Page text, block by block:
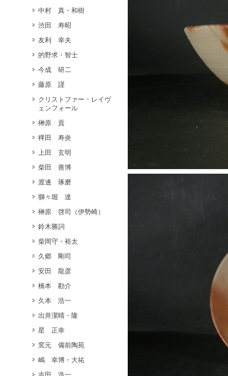
中村 真・和樹
渋田 寿昭
友利 幸夫
的野求・智士
今成 研二
藤原 謹
クリストファー・レイヴ
ェンフォール
榊原 貢
稗田 寿炎
上田 玄明
柴田 善博
渡邊 琢磨
獅々堀 達
榊原 啓司（伊勢崎）
鈴木勝詞
柴岡守・裕太
久郷 剛司
安田 龍彦
橋本 勘介
久本 浩一
出井潔晴・隆
星 正幸
窯元 備前陶苑
嶋 幸博・大祐